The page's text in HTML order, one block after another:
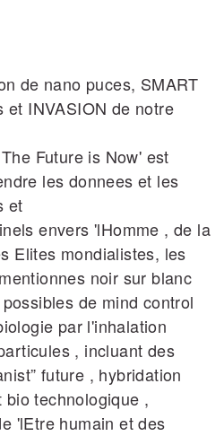
de nano puces, SMART
et INVASION de notre
Future is Now' est
les donnees et les
et
envers 'lHomme , de la
Elites mondialistes, les
noir sur blanc
de mind control
par l'inhalation
, incluant des
future , hybridation
technologique ,
'lEtre humain et des